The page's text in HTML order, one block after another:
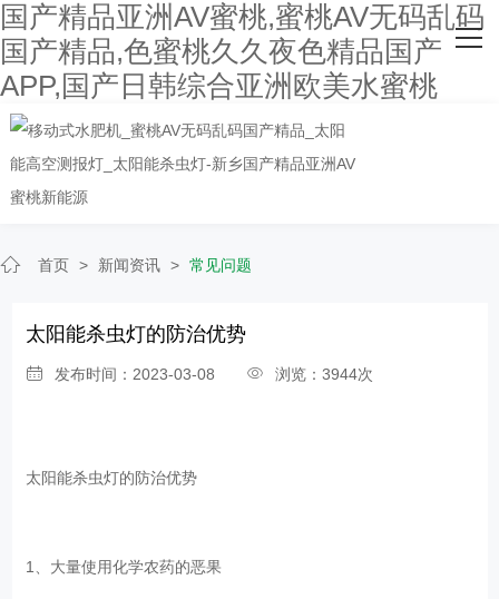
国产精品亚洲AV蜜桃,蜜桃AV无码乱码
国产精品,色蜜桃久久夜色精品国产
APP,国产日韩综合亚洲欧美水蜜桃
网站首页
关于国产精品亚洲AV蜜桃
主营产品
客户案例
人才招聘
联系国产精品亚洲AV蜜桃
首页 > 新闻资讯 > 常见问题
太阳能杀虫灯的防治优势
发布时间：2023-03-08 浏览：3944次
太阳能杀虫灯的防治优势
1、大量使用化学农药的恶果